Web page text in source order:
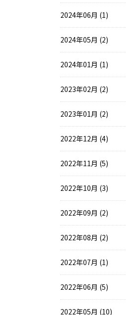
2024年06月 (1)
2024年05月 (2)
2024年01月 (1)
2023年02月 (2)
2023年01月 (2)
2022年12月 (4)
2022年11月 (5)
2022年10月 (3)
2022年09月 (2)
2022年08月 (2)
2022年07月 (1)
2022年06月 (5)
2022年05月 (10)